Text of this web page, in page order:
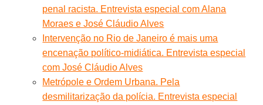
penal racista. Entrevista especial com Alana
Moraes e José Cláudio Alves
Intervenção no Rio de Janeiro é mais uma
encenação político-midiática. Entrevista especial
com José Cláudio Alves
Metrópole e Ordem Urbana. Pela
desmilitarização da polícia. Entrevista especial